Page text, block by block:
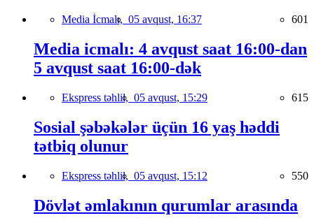
Media İcmalı, 05 avqust, 16:37 601
Media icmalı: 4 avqust saat 16:00-dan
5 avqust saat 16:00-dək
Ekspress təhlil, 05 avqust, 15:29 615
Sosial şəbəkələr üçün 16 yaş həddi
tətbiq olunur
Ekspress təhlil, 05 avqust, 15:12 550
Dövlət əmlakının qurumlar arasında